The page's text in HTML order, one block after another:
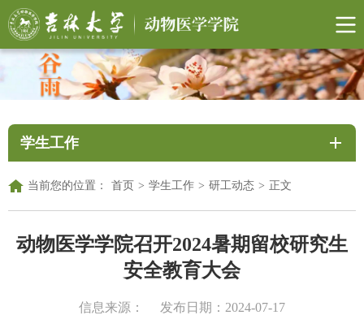
学生工作
当前您的位置： 首页 > 学生工作 > 研工动态 > 正文
动物医学学院召开2024暑期留校研究生
安全教育大会
信息来源： 发布日期：2024-07-17